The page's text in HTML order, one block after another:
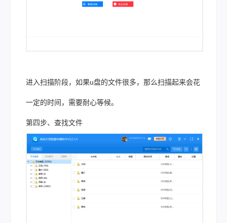
进入扫描阶段，如果u盘的文件很多，那么扫描起来会花
一定的时间，需要耐心等候。
第四步、查找文件